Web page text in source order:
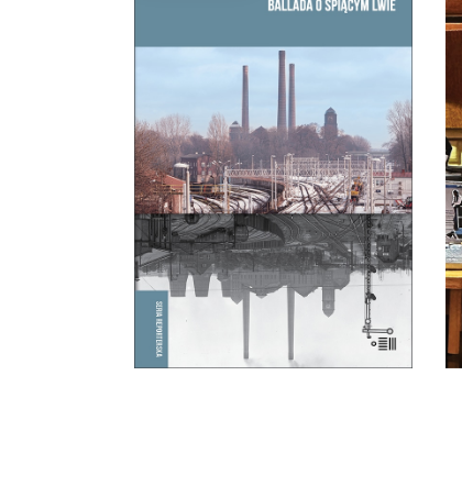
E-BOOK DO
BALLADA O ŚPIĄCYM
LWIE
To, co zdecydowało o powstaniu
Bytomia, jego bogactwie i
tradycji, miało stać się jego
zagładą.
61.00zł 39.65zł
KSIĄŻKA DO
KOSZYKA